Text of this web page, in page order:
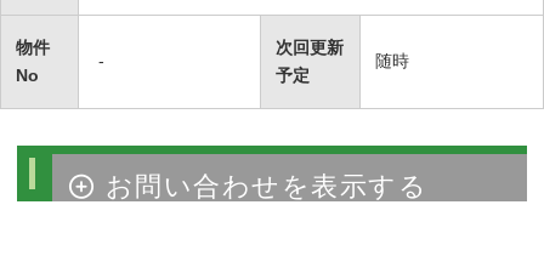
物件
No
-
次回更新
予定
随時
物件のお問い合わせ